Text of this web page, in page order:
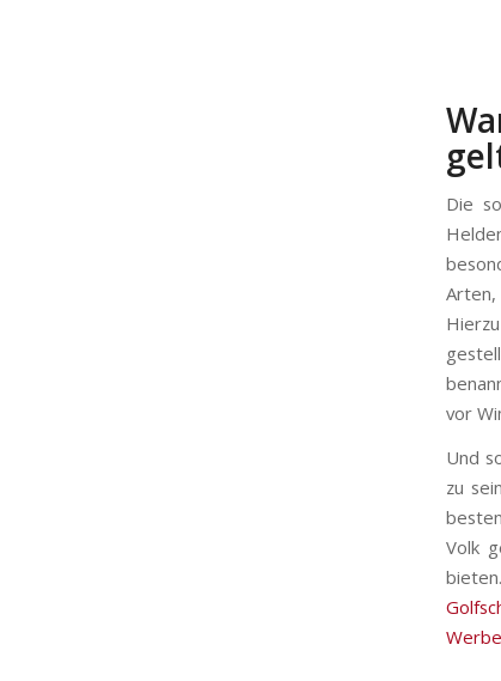
Die
vor
Und
zu
Volk